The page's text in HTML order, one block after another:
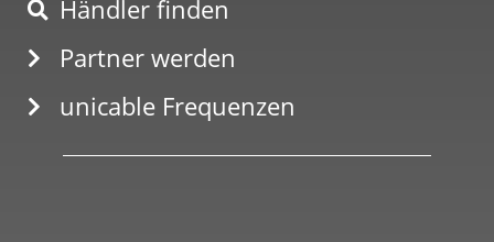
Händler finden
Partner werden
unicable Frequenzen